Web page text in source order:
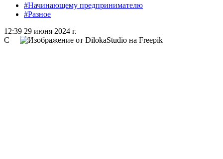
#Начинающему предпринимателю
#Разное
12:39 29 июня 2024 г.
С